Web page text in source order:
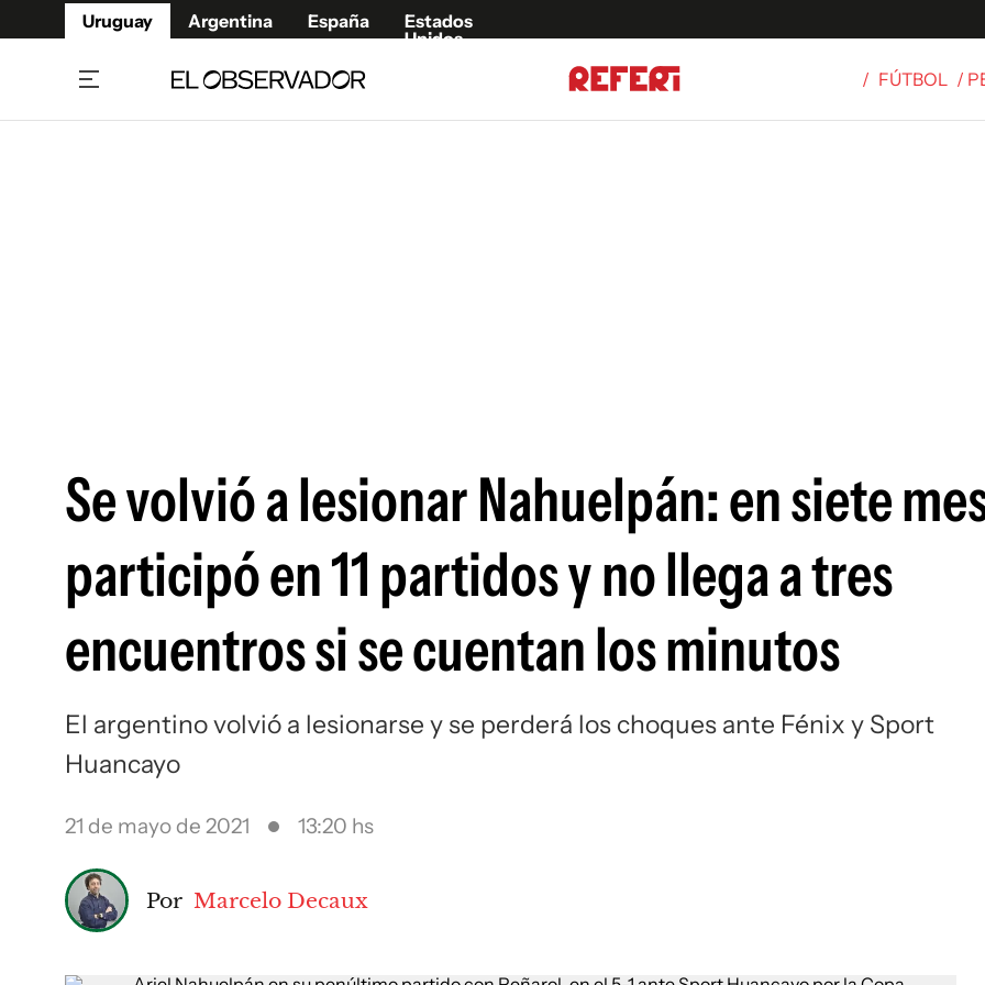
Uruguay Argentina España
Estados
Unidos
/ FÚTBOL /
Se volvió a lesionar Nahuelpán: en siete
participó en 11 partidos y no llega a tres
encuentros si se cuentan los minutos
El argentino volvió a lesionarse y se perderá los choques ante Fénix y Sport
Huancayo
21 de mayo de 2021 13:20 hs
Por Marcelo Decaux